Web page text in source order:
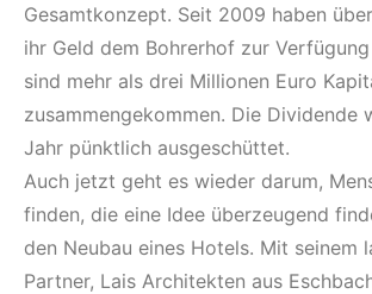
Gesamtkonzept. Seit 2009 haben
ihr Geld dem Bohrerhof zur
sind mehr als drei Millionen Euro
zusammengekommen. Die Dividende
Jahr pünktlich ausgeschüttet.
Auch jetzt geht es wieder darum,
finden, die eine Idee überzeugend
den Neubau eines Hotels. Mit seinem
Partner, Lais Architekten aus